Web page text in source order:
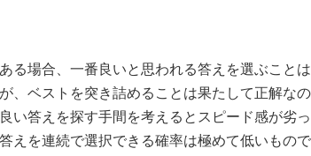
る場合、一番良いと思われる答えを選ぶこと
、ベストを突き詰めることは果たして正解な
い答えを探す手間を考えるとスピード感が劣
えを連続で選択できる確率は極めて低いもの